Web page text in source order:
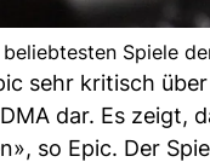
Spiele
sehr kritisch
dar. Es zeigt,
so Epic. Der